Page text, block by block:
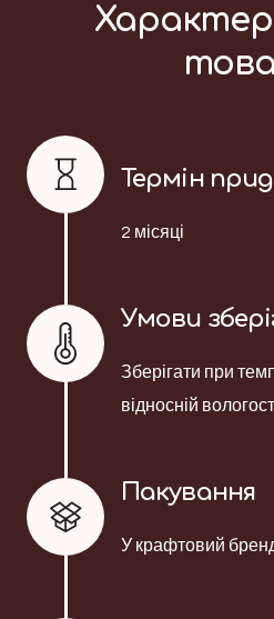
Термін
2 місяці
Умови
Зберігати при
відносній
Пакування
У крафтовий